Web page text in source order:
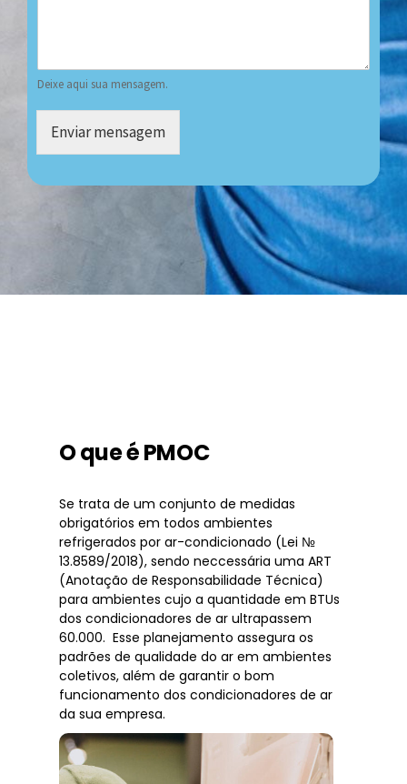
Deixe aqui sua mensagem.
Enviar mensagem
O que é PMOC
Se trata de um conjunto de medidas
obrigatórios em todos ambientes
refrigerados por ar-condicionado (Lei №
13.8589/2018), sendo neccessária uma ART
(Anotação de Responsabilidade Técnica)
para ambientes cujo a quantidade em BTUs
dos condicionadores de ar ultrapassem
60.000. Esse planejamento assegura os
padrões de qualidade do ar em ambientes
coletivos, além de garantir o bom
funcionamento dos condicionadores de ar
da sua empresa.